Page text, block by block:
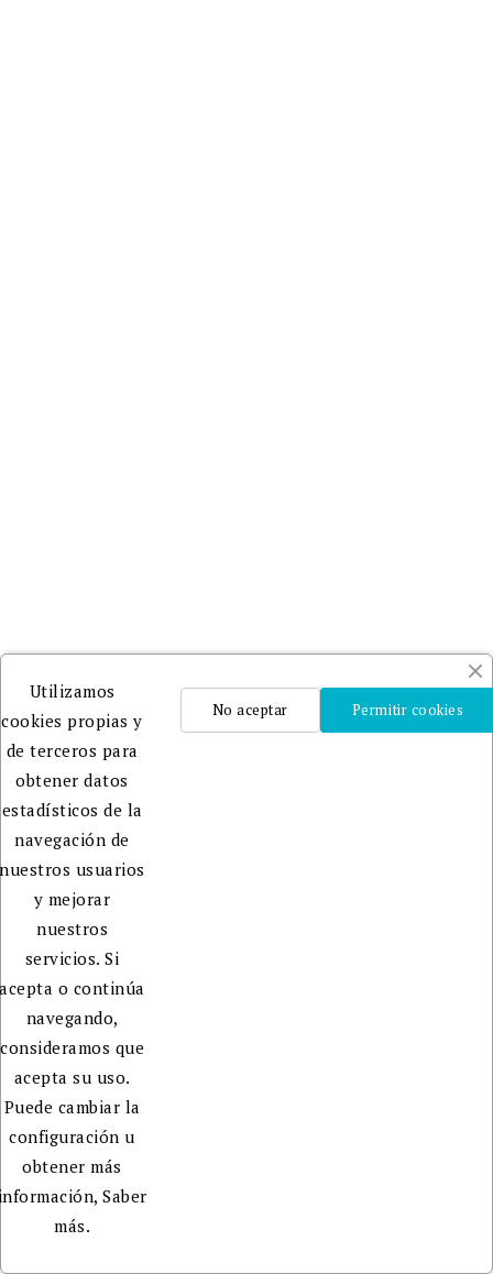
Utilizamos
cookies propias y
de terceros para
obtener datos
estadísticos de la
navegación de
nuestros usuarios
y mejorar
nuestros
servicios. Si
acepta o continúa
navegando,
consideramos que
acepta su uso.
Puede cambiar la
configuración u
obtener más
Saber
más.
Permitir cookies
No aceptar